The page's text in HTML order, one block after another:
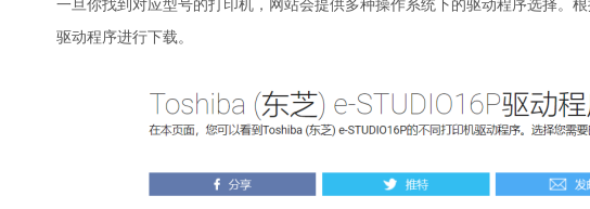
一旦你找到对应型号的打印机，网站会提供多种操作系统下的驱动程序选择。
驱动程序进行下载。